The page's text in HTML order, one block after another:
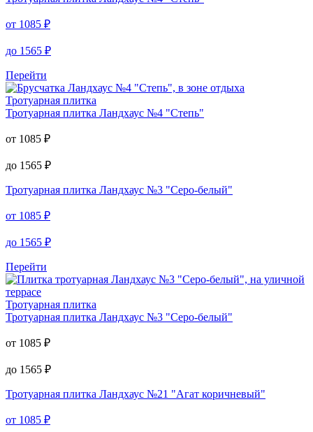
от 1085 ₽
до 1565 ₽
Перейти
Тротуарная плитка
Тротуарная плитка Ландхаус №4 "Степь"
от 1085 ₽
до 1565 ₽
Тротуарная плитка Ландхаус №3 "Серо-белый"
от 1085 ₽
до 1565 ₽
Перейти
Тротуарная плитка
Тротуарная плитка Ландхаус №3 "Серо-белый"
от 1085 ₽
до 1565 ₽
Тротуарная плитка Ландхаус №21 "Агат коричневый"
от 1085 ₽